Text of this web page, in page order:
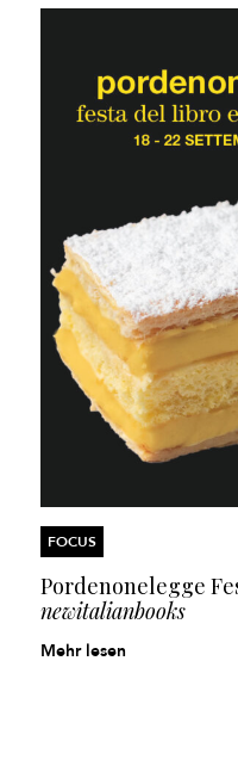
FOCUS
Pordenonelegge
newitalianbooks
Mehr lesen